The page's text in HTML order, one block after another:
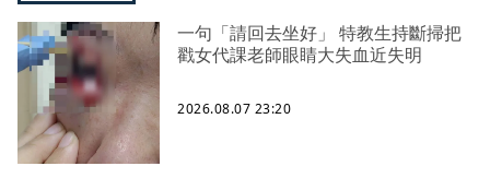
一句「請回去坐好」 特教生持斷掃把
戳女代課老師眼睛大失血近失明
2026.08.07 23:20